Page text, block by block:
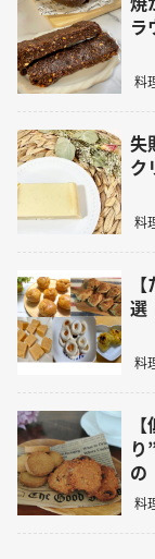
ラ
料
失
ク
料
選
料
り
の
料